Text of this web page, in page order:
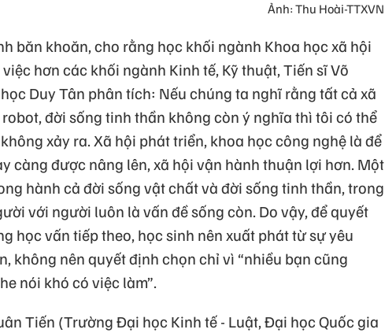
Ảnh: Thu Hoài-TTXVN
băn khoăn, cho rằng học khối ngành Khoa học xã hội
hơn các khối ngành Kinh tế, Kỹ thuật, Tiến sĩ Võ
Duy Tân phân tích: Nếu chúng ta nghĩ rằng tất cả xã
đời sống tinh thần không còn ý nghĩa thì tôi có thể
xảy ra. Xã hội phát triển, khoa học công nghệ là để
càng được nâng lên, xã hội vận hành thuận lợi hơn. Một
hành cả đời sống vật chất và đời sống tinh thần, trong
với người luôn là vấn đề sống còn. Do vậy, để quyết
học vấn tiếp theo, học sinh nên xuất phát từ sự yêu
không nên quyết định chọn chỉ vì “nhiều bạn cũng
nói khó có việc làm”.
Tiến (Trường Đại học Kinh tế - Luật, Đại học Quốc gia